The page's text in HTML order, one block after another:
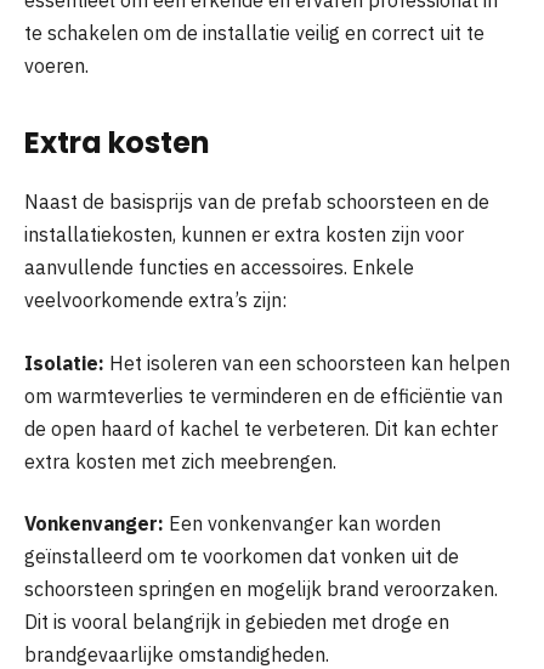
te schakelen om de installatie veilig en correct uit te
voeren.
Extra kosten
Naast de basisprijs van de prefab schoorsteen en de
installatiekosten, kunnen er extra kosten zijn voor
aanvullende functies en accessoires. Enkele
veelvoorkomende extra’s zijn:
Isolatie: Het isoleren van een schoorsteen kan helpen
om warmteverlies te verminderen en de efficiëntie van
de open haard of kachel te verbeteren. Dit kan echter
extra kosten met zich meebrengen.
Vonkenvanger: Een vonkenvanger kan worden
geïnstalleerd om te voorkomen dat vonken uit de
schoorsteen springen en mogelijk brand veroorzaken.
Dit is vooral belangrijk in gebieden met droge en
brandgevaarlijke omstandigheden.